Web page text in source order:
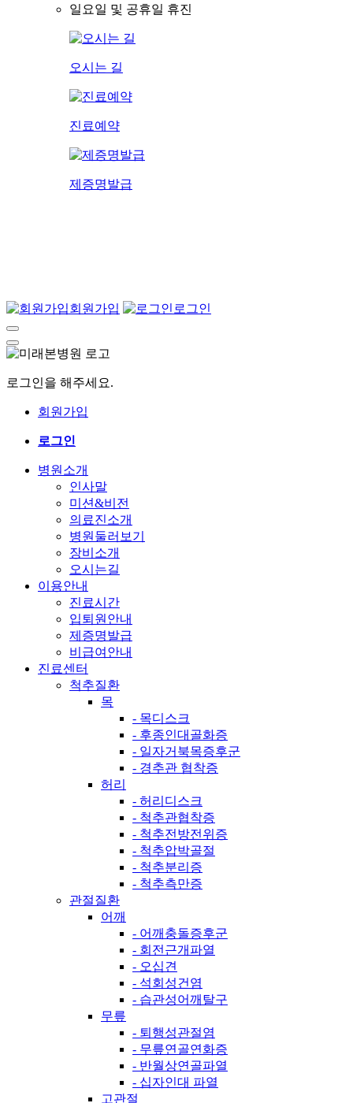
일요일 및 공휴일 휴진
오시는 길
진료예약
제증명발급
회원가입 로그인
로그인을 해주세요.
회원가입
로그인
병원소개
인사말
미션&비전
의료진소개
병원둘러보기
장비소개
오시는길
이용안내
진료시간
입퇴원안내
제증명발급
비급여안내
진료센터
척추질환
목
- 목디스크
- 후종인대골화증
- 일자거북목증후군
- 경추관 협착증
허리
- 허리디스크
- 척추관협착증
- 척추전방전위증
- 척추압박골절
- 척추분리증
- 척추측만증
관절질환
어깨
- 어깨충돌증후군
- 회전근개파열
- 오십견
- 석회성건염
- 습관성어깨탈구
무릎
- 퇴행성관절염
- 무릎연골연화증
- 반월상연골파열
- 십자인대 파열
고관절